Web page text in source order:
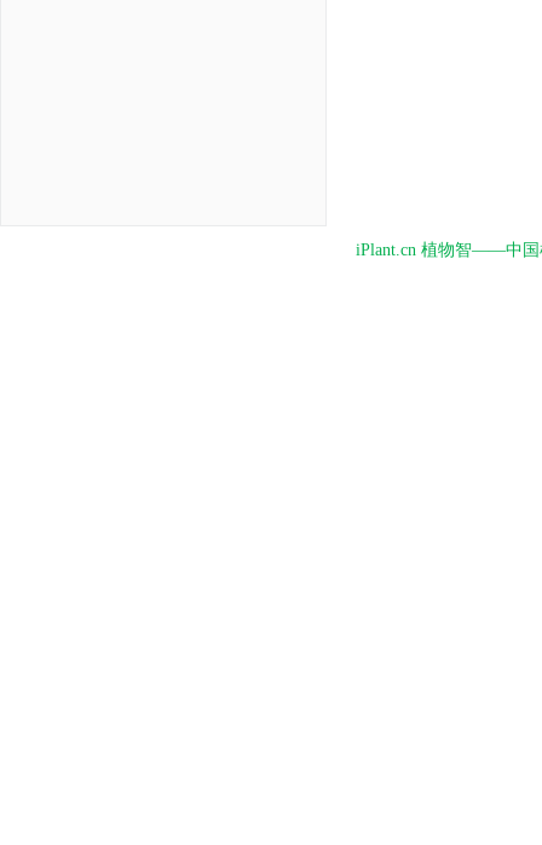
iPlant.cn 植物智——中国